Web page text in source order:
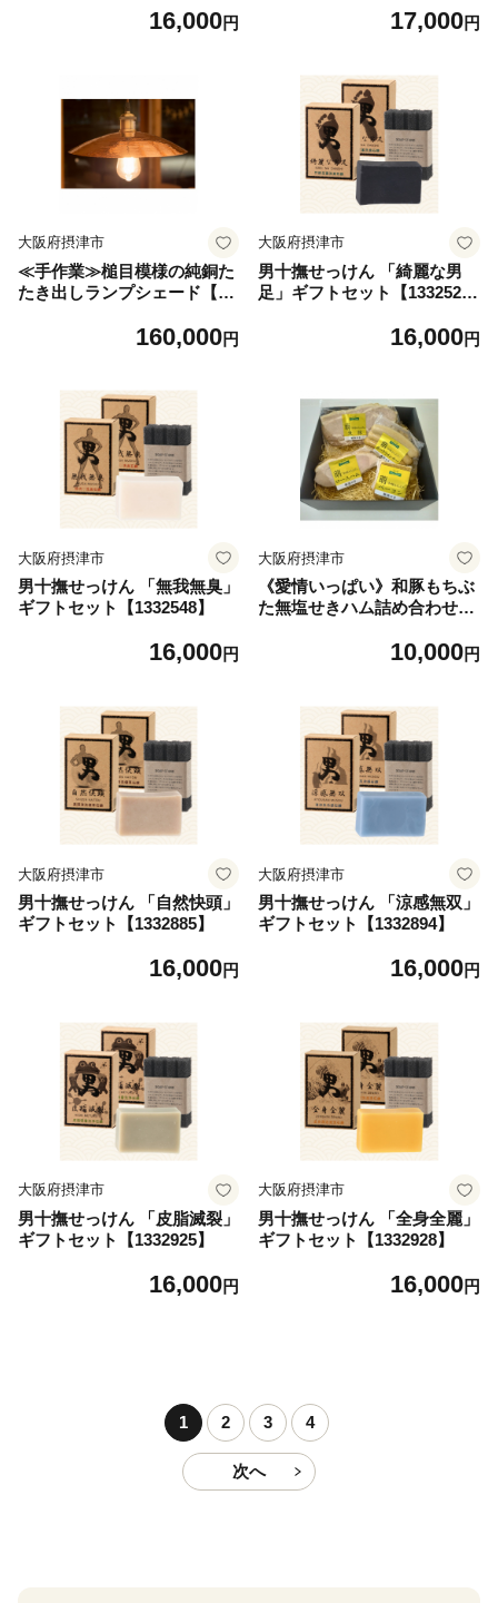
16,000円 17,000円
大阪府摂津市
≪手作業≫槌目模様の純銅た
たき出しランプシェード【13
160,000円
大阪府摂津市
男十撫せっけん 「綺麗な男
足」ギフトセット【133252
16,000円
大阪府摂津市
男十撫せっけん 「無我無臭」
ギフトセット【1332548】
16,000円
大阪府摂津市
《愛情いっぱい》和豚もちぶ
た無塩せきハム詰め合わせ
ークウインナー・焼豚)【133
10,000円
大阪府摂津市
男十撫せっけん 「自然快頭」
ギフトセット【1332885】
16,000円
大阪府摂津市
男十撫せっけん 「涼感無双」
ギフトセット【1332894】
16,000円
大阪府摂津市
男十撫せっけん 「皮脂滅裂」
ギフトセット【1332925】
16,000円
大阪府摂津市
男十撫せっけん 「全身全麗」
ギフトセット【1332928】
16,000円
1 2 3 4
次へ